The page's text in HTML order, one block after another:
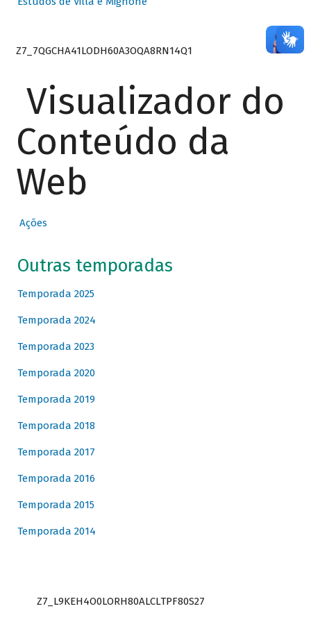
Z7_7QGCHA41LODH60A3OQA8RN14Q1
Visualizador do
Conteúdo da
Web
Ações
Outras temporadas
Temporada 2025
Temporada 2024
Temporada 2023
Temporada 2020
Temporada 2019
Temporada 2018
Temporada 2017
Temporada 2016
Temporada 2015
Temporada 2014
Z7_L9KEH4O0LORH80ALCLTPF80S27